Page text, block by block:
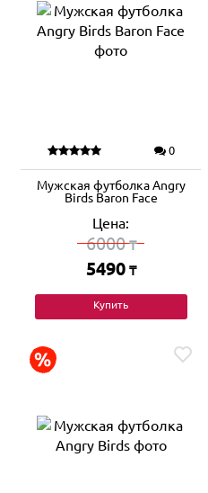
0
Мужская футболка Angry
Birds Baron Face
Цена:
6000₸
5490 ₸
Купить